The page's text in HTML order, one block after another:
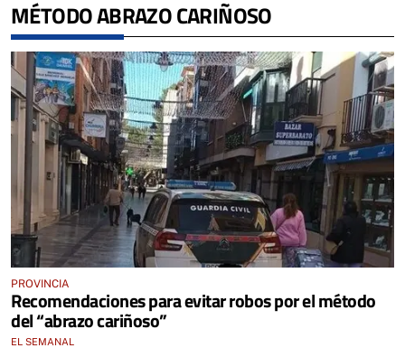
MÉTODO ABRAZO CARIÑOSO
PROVINCIA
Recomendaciones para evitar robos por el método
del “abrazo cariñoso”
EL SEMANAL